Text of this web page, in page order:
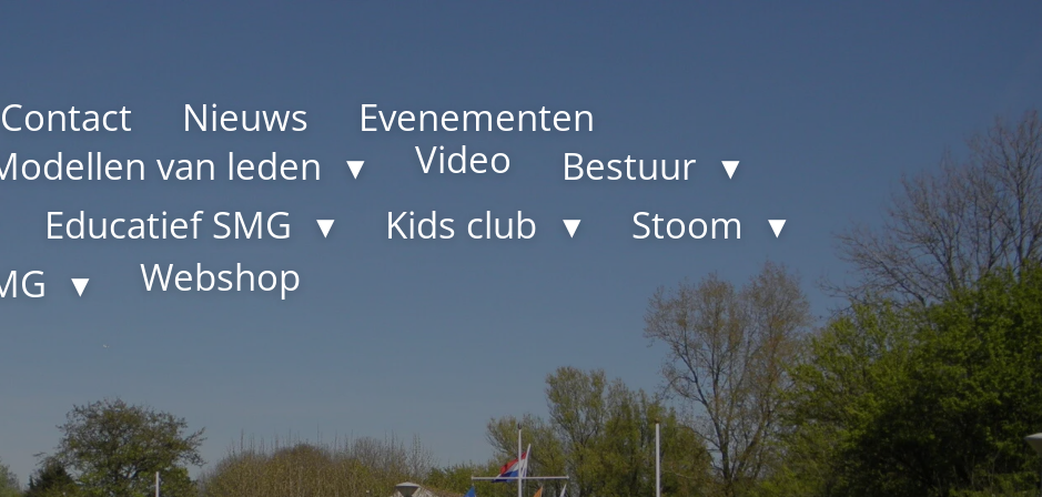
Nieuws
Evenementen
van leden Video
Bestuur
Educatief SMG Kids club
Stoom
Webshop